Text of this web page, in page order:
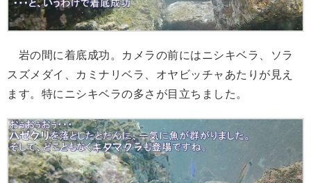
岩の間に着底成功。カメラの前にはニシキベラ、ソラ
スズメダイ、カミナリベラ、オヤビッチャあたりが見え
ます。特にニシキベラの多さが目立ちました。